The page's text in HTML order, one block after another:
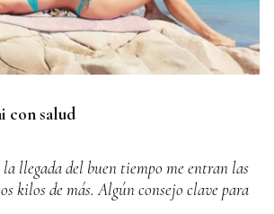
con salud
llegada del buen tiempo me entran las
kilos de más. Algún consejo clave para